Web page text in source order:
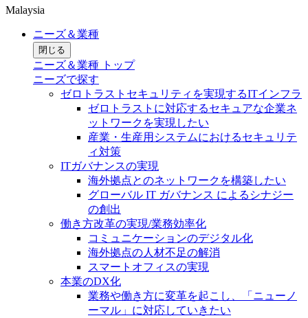
Malaysia
ニーズ＆業種
閉じる
ニーズ＆業種 トップ
ニーズで探す
ゼロトラストセキュリティを実現するITインフラ
ゼロトラストに対応するセキュアな企業ネ
ットワークを実現したい
産業・生産用システムにおけるセキュリテ
ィ対策
ITガバナンスの実現
海外拠点とのネットワークを構築したい
グローバル IT ガバナンス によるシナジー
の創出
働き方改革の実現/業務効率化
コミュニケーションのデジタル化
海外拠点の人材不足の解消
スマートオフィスの実現
本業のDX化
業務や働き方に変革を起こし、「ニューノ
ーマル」に対応していきたい